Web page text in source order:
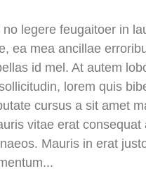
legere feugaitoer in
ea mea ancillae
id mel. At autem
lorem quis
cursus a sit amet
vitae erat
Mauris in erat